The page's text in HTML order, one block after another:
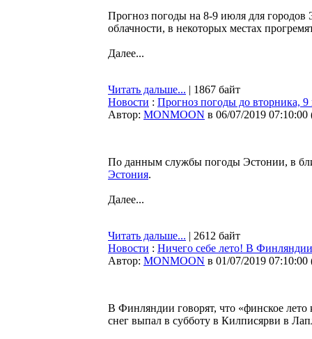
Прогноз погоды на 8-9 июля для городов
облачности, в некоторых местах
Далее...
Читать дальше... | 1867 байт
Новости : Прогноз погоды до вторника,
Автор: MONMOON в 06/07/2019 07:10:00
По данным службы погоды Эстонии, в
Эстония.
Далее...
Читать дальше... | 2612 байт
Новости : Ничего себе лето! В
Автор: MONMOON в 01/07/2019 07:10:00
В Финляндии говорят, что «финское лето
снег выпал в субботу в Килписярви в